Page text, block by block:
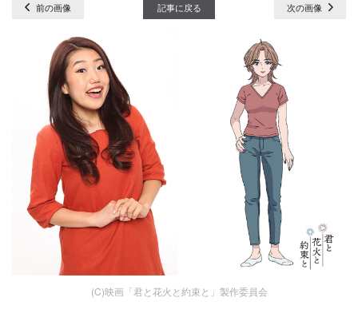
前の画像 記事に戻る 次の画像
(C)映画「君と花火と約束と」製作委員会